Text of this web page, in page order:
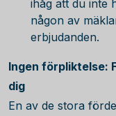
ihåg att du inte
någon av
erbjudanden.
Ingen förpliktelse:
dig
En av de stora